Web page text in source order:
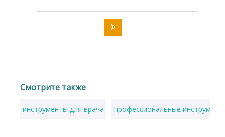
Смотрите также
инструменты для врача профессиональные